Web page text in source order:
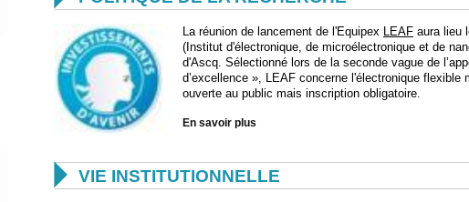
La réunion de lancement de l'Equipex LEAF aura lieu
(Institut d'électronique, de microélectronique et de
d'Ascq. Sélectionné lors de la seconde vague de
d’excellence », LEAF concerne l'électronique flexible
ouverte au public mais inscription obligatoire.
En savoir plus
 VIE INSTITUTIONNELLE